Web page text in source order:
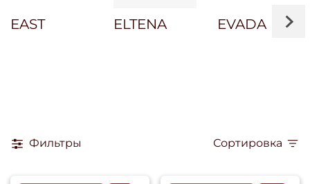
EAST ELTENA EVADA
Фильтры Сортировка